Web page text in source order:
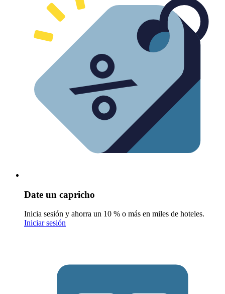
Date un capricho
Inicia sesión y ahorra un 10 % o más en miles de hoteles.
Iniciar sesión